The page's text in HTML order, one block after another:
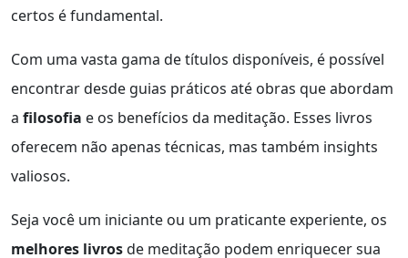
certos é fundamental.
Com uma vasta gama de títulos disponíveis, é possível
encontrar desde guias práticos até obras que abordam
a filosofia e os benefícios da meditação. Esses livros
oferecem não apenas técnicas, mas também insights
valiosos.
Seja você um iniciante ou um praticante experiente, os
melhores livrosde meditação podem enriquecer sua